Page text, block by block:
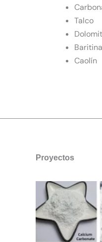
Talco
Baritina
Caolín
Proyectos